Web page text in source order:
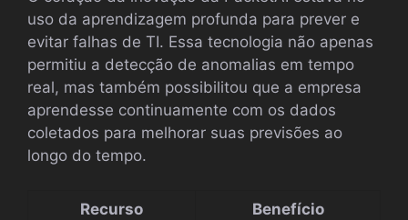
uso da aprendizagem profunda para prever e
evitar falhas de TI. Essa tecnologia não apenas
permitiu a detecção de anomalias em tempo
real, mas também possibilitou que a empresa
aprendesse continuamente com os dados
coletados para melhorar suas previsões ao
longo do tempo.
Recurso Benefício